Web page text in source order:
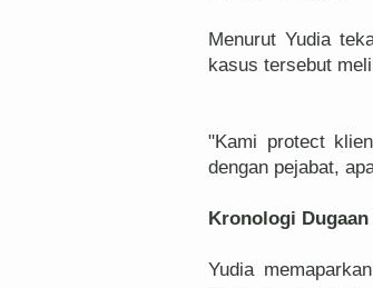
Menurut Yudia
kasus tersebut
"Kami protect
dengan pejabat,
Kronologi Dugaan
Yudia